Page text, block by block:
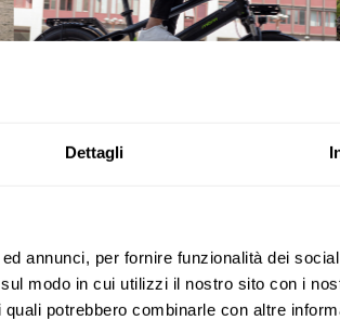
Dettagli
annunci, per fornire funzionalità dei
modo in cui utilizzi il nostro sito con i
potrebbero combinarle con altre
